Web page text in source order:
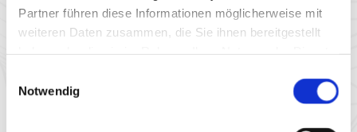
Partner führen diese Informationen möglicherweise mit
weiteren Daten zusammen, die Sie ihnen bereitgestellt
Notwendig